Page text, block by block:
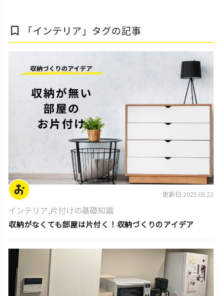
bookmark_border 「インテリア」タグの記事
更新日:2025.05.22
インテリア,片付けの基礎知識
収納がなくても部屋は片付く！収納づくりのアイデア
片付け実例